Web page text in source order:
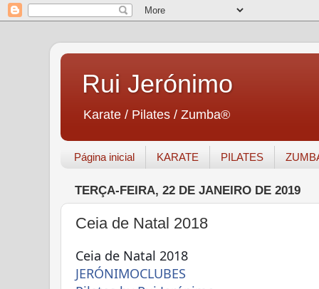
Rui Jerónimo
Karate / Pilates / Zumba®
Página inicial KARATE PILATES
TERÇA-FEIRA, 22 DE JANEIRO DE 2019
Ceia de Natal 2018
Ceia de Natal 2018
JERÓNIMOCLUBES